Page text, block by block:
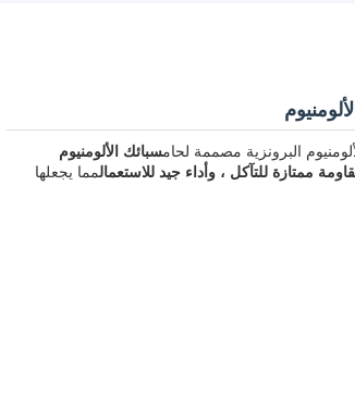
البرونزية مصممة لحامسبائك الألومنيوم
ممتازة للتآكل ، وأداء جيد للاستعمالمما يجعلها